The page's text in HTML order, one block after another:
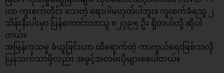
ဟာ ကူးစက်တိုင်း သေတဲ့ ရောဂါမဟုတ်ပါဘူး။ ကူးစက်ခံရသူ ၂
သိန်းနီးပါးမှာ ပြန်ကောင်းလာသူ ၈၂၇၉၅ ဦး ရှိတယ်လို့ ဆိုပါ
တယ်။
အမြန်ကုသမှု ခံယူခြင်းဟာ ထိရောက်တဲ့ ကာကွယ်ရေးဖြစ်သလို
ပြန်သက်သာဖို့လည်း အခွင့်အလမ်းပိုများစေပါတယ်။